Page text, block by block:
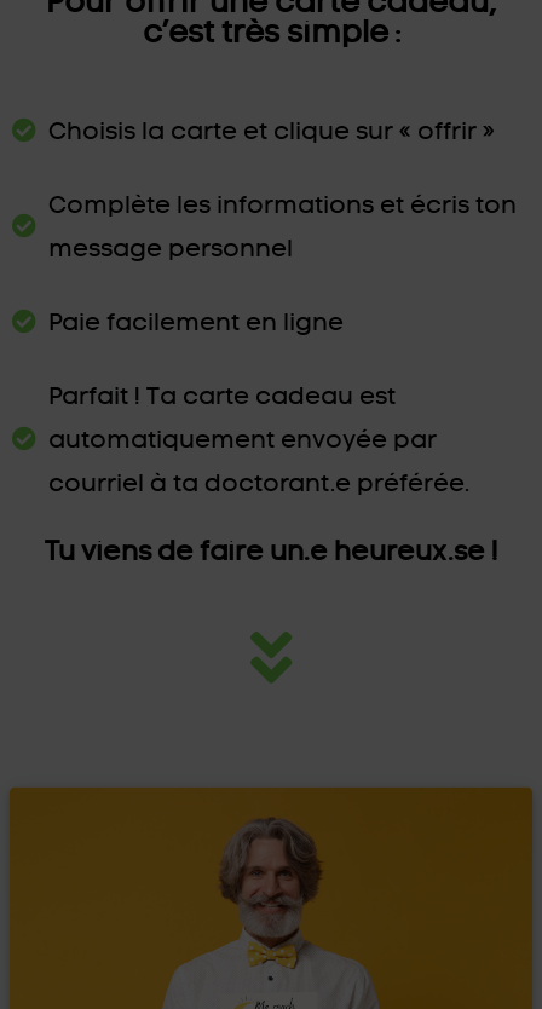
c’est très simple :
Choisis la carte et clique sur « offrir »
Complète les informations et écris ton
message personnel
Paie facilement en ligne
Parfait ! Ta carte cadeau est
automatiquement envoyée par
courriel à ta doctorant.e préférée.
Tu viens de faire un.e heureux.se !